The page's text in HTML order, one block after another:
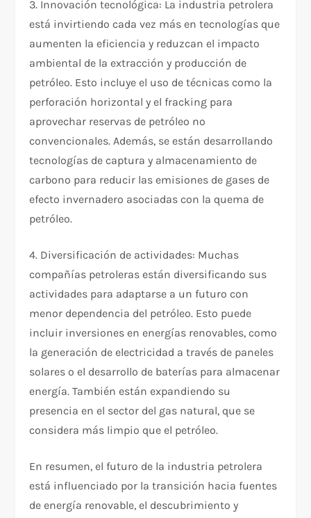
3. Innovación tecnológica: La industria petrolera
está invirtiendo cada vez más en tecnologías que
aumenten la eficiencia y reduzcan el impacto
ambiental de la extracción y producción de
petróleo. Esto incluye el uso de técnicas como la
perforación horizontal y el fracking para
aprovechar reservas de petróleo no
convencionales. Además, se están desarrollando
tecnologías de captura y almacenamiento de
carbono para reducir las emisiones de gases de
efecto invernadero asociadas con la quema de
petróleo.
4. Diversificación de actividades: Muchas
compañías petroleras están diversificando sus
actividades para adaptarse a un futuro con
menor dependencia del petróleo. Esto puede
incluir inversiones en energías renovables, como
la generación de electricidad a través de paneles
solares o el desarrollo de baterías para almacenar
energía. También están expandiendo su
presencia en el sector del gas natural, que se
considera más limpio que el petróleo.
En resumen, el futuro de la industria petrolera
está influenciado por la transición hacia fuentes
de energía renovable, el descubrimiento y